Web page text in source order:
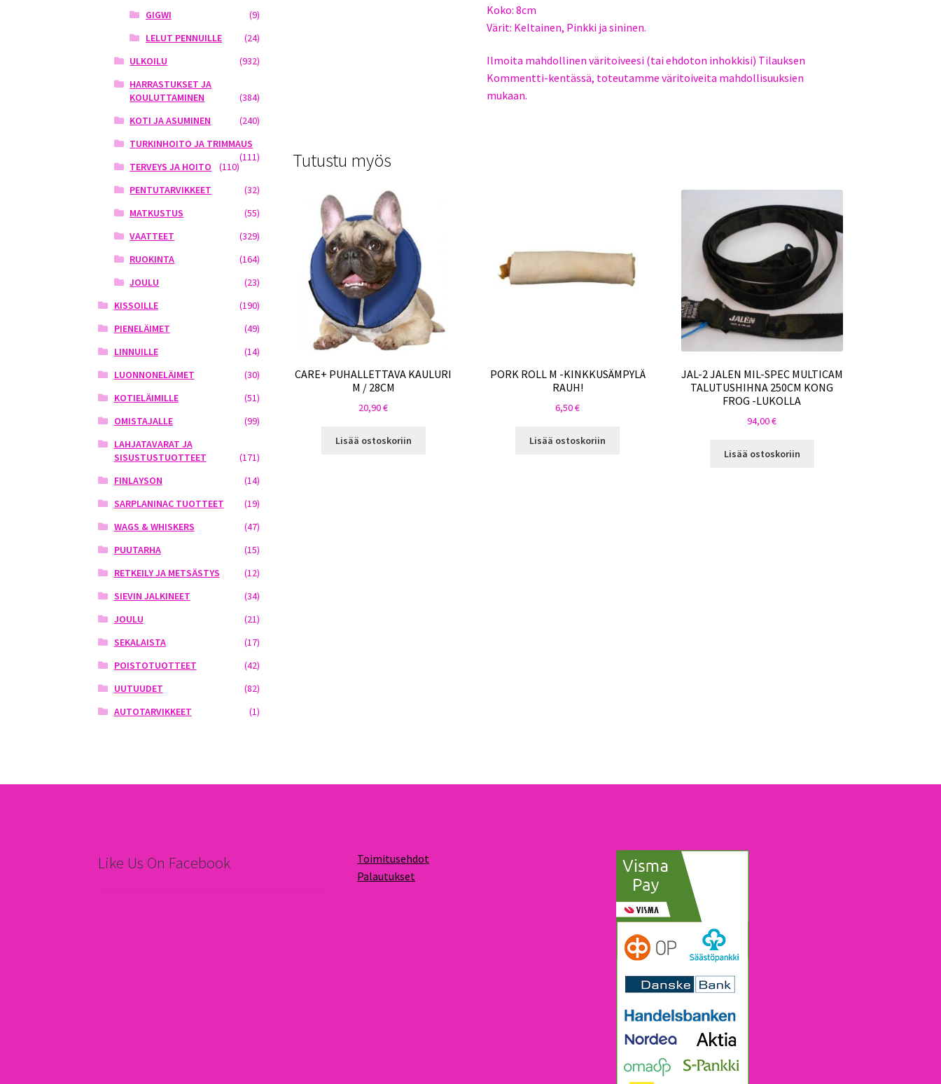
Koko: 8cm
Värit: Keltainen, Pinkki ja sininen.
Ilmoita mahdollinen väritoiveesi (tai ehdoton inhokkisi) Tilauksen
Kommentti-kentässä, toteutamme väritoiveita mahdollisuuksien
mukaan.
Tutustu myös
CARE+ PUHALLETTAVA KAULURI
M / 28CM
20,90€
Lisää ostoskoriin
PORK ROLL M -KINKKUSÄMPYLÄ
RAUH!
6,50€
Lisää ostoskoriin
JAL-2 JALEN MIL-SPEC MULTICAM
TALUTUSHIHNA 250CM KONG
FROG -LUKOLLA
94,00€
Lisää ostoskoriin
GIGWI
(9)
LELUT PENNUILLE
(24)
ULKOILU
(932)
HARRASTUKSET JA
KOULUTTAMINEN
(384)
KOTI JA ASUMINEN
(240)
TURKINHOITO JA TRIMMAUS
(111)
TERVEYS JA HOITO
(110)
PENTUTARVIKKEET
(32)
MATKUSTUS
(55)
VAATTEET
(329)
RUOKINTA
(164)
JOULU
(23)
KISSOILLE
(190)
PIENELÄIMET
(49)
LINNUILLE
(14)
LUONNONELÄIMET
(30)
KOTIELÄIMILLE
(51)
OMISTAJALLE
(99)
LAHJATAVARAT JA
SISUSTUSTUOTTEET
(171)
FINLAYSON
(14)
SARPLANINAC TUOTTEET
(19)
WAGS & WHISKERS
(47)
PUUTARHA
(15)
RETKEILY JA METSÄSTYS
(12)
SIEVIN JALKINEET
(34)
JOULU
(21)
SEKALAISTA
(17)
POISTOTUOTTEET
(42)
UUTUUDET
(82)
AUTOTARVIKKEET
(1)
Like Us On Facebook
Toimitusehdot
Palautukset